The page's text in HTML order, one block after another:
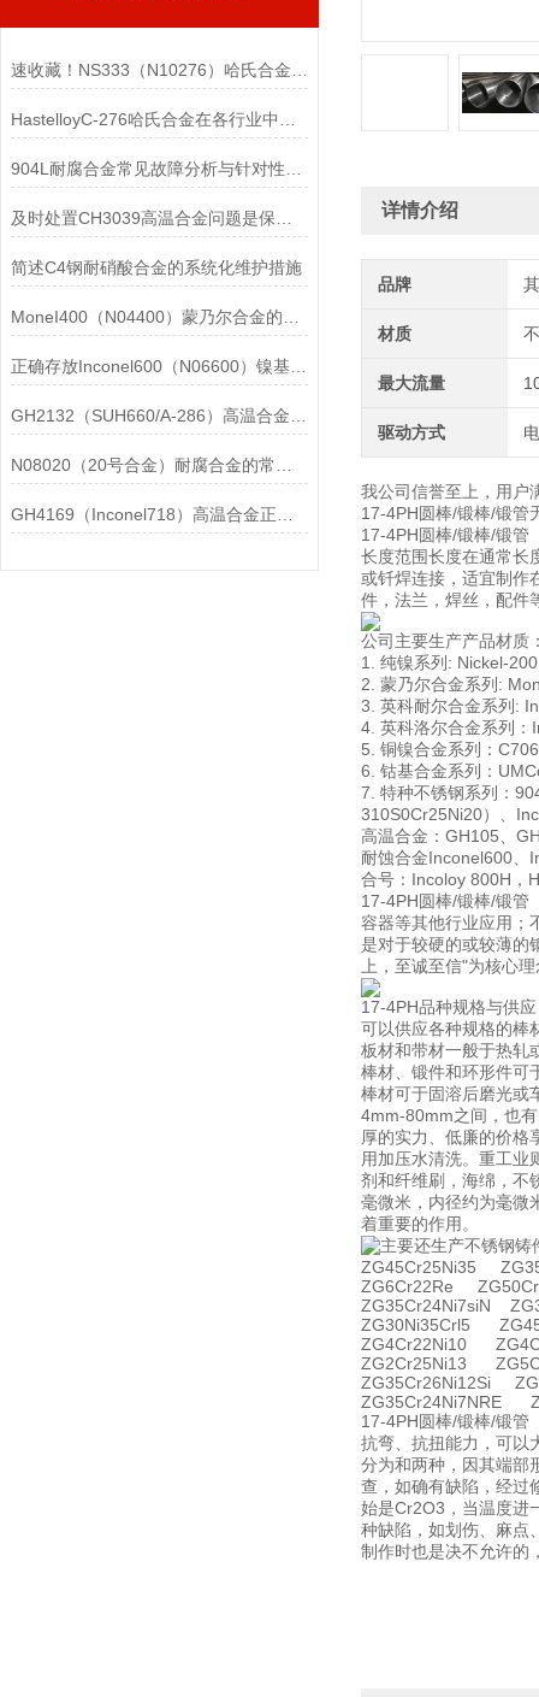
简述C4钢耐硝酸合金的系统化维护措施
正确存放Inconel600（N06600）镍基合金的重要性介绍
详情介绍
品牌
材质
最大流量
驱动方式
我公司信誉至上，用户
17-4PH圆棒/锻棒/锻管
17-4PH圆棒/锻棒/锻
长度范围长度在通常
或钎焊连接，适宜制作
件，法兰，焊丝，配件
公司主要生产产品材质
1. 纯镍系列: Nickel-
2. 蒙乃尔合金系列:
3. 英科耐尔合金系列:
4. 英科洛尔合金系列
5. 铜镍合金系列：
6. 钴基合金系列：
7. 特种不锈钢系列：
310S0Cr25Ni20）、
高温合金：GH105、
耐蚀合金Inconel600、
合号：Incoloy 800H，
17-4PH圆棒/锻棒/锻
容器等其他行业应用
是对于较硬的或较薄的
上，至诚至信"为核心
17-4PH品种规格与供应
可以供应各种规格的棒
板材和带材一般于热轧
棒材、锻件和环形件可
棒材可于固溶后磨光
4mm-80mm之间，也
厚的实力、低廉的价
用加压水清洗。重工业
剂和纤维刷，海绵，
毫微米，内径约为毫微
着重要的作用。
主要还生产不锈钢铸
ZG45Cr25Ni35
ZG6Cr22Re
ZG35Cr24Ni7siN
ZG30Ni35Crl5
ZG4Cr22Ni10
ZG2Cr25Ni13
ZG35Cr26Ni12Si
ZG35Cr24Ni7NRE
17-4PH圆棒/锻棒/锻
抗弯、抗扭能力，可以
分为和两种，因其端
查，如确有缺陷，经过
始是Cr2O3，当温度
种缺陷，如划伤、麻点
制作时也是决不允许的